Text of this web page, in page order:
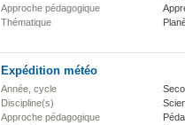
Approche pédagogique
Thématique
Expédition météo
Année, cycle
Discipline(s)
Approche pédagogique